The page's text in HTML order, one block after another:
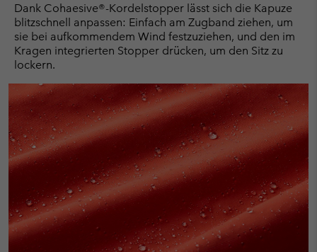
Dank Cohaesive®-Kordelstopper lässt sich die Kapuze
blitzschnell anpassen: Einfach am Zugband ziehen, um
sie bei aufkommendem Wind festzuziehen, und den im
Kragen integrierten Stopper drücken, um den Sitz zu
lockern.